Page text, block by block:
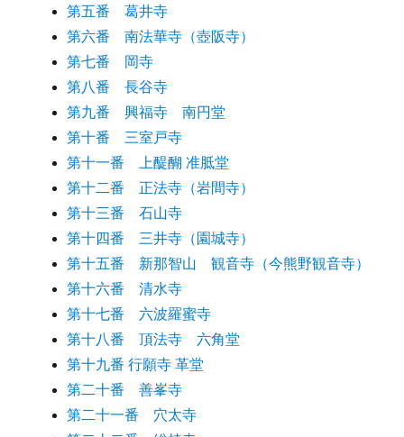
第五番 葛井寺
第六番 南法華寺（壺阪寺）
第七番 岡寺
第八番 長谷寺
第九番 興福寺 南円堂
第十番 三室戸寺
第十一番 上醍醐 准胝堂
第十二番 正法寺（岩間寺）
第十三番 石山寺
第十四番 三井寺（園城寺）
第十五番 新那智山 観音寺（今熊野観音寺）
第十六番 清水寺
第十七番 六波羅蜜寺
第十八番 頂法寺 六角堂
第十九番 行願寺 革堂
第二十番 善峯寺
第二十一番 穴太寺